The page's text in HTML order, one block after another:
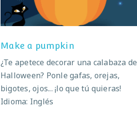
Make a pumpkin
¿Te apetece decorar una calabaza de
Halloween? Ponle gafas, orejas,
bigotes, ojos... ¡lo que tú quieras!
Idioma: Inglés